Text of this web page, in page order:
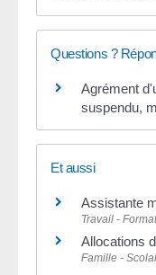
Questions ?
Agrément
suspendu,
Et aussi
Assistante
Travail -
Allocations
Famille -